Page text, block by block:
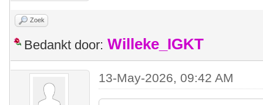
Zoek
Bedankt door: Willeke_IGKT
13-May-2026, 09:42 AM